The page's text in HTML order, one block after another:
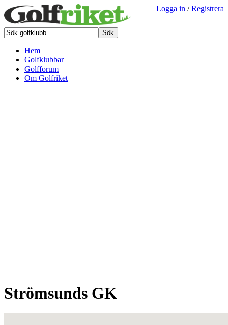
Logga in /Registrera
Hem
Golfklubbar
Golfforum
Om Golfriket
Strömsunds GK